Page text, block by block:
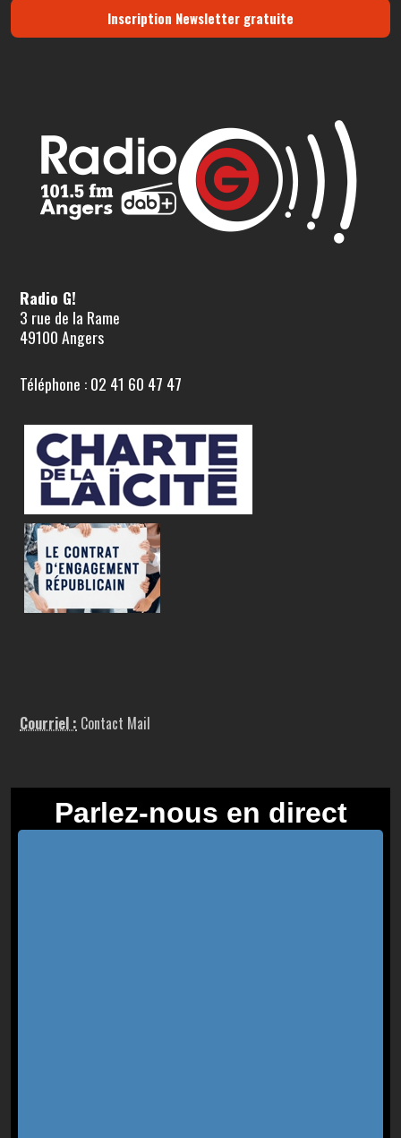
Inscription Newsletter gratuite
Radio G!
3 rue de la Rame
49100 Angers
Téléphone : 02 41 60 47 47
Courriel : Contact Mail